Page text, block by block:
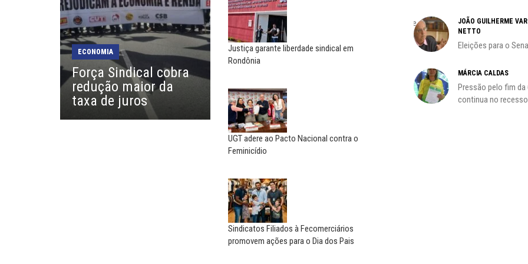
ECONOMIA
Força Sindical cobra
redução maior da
taxa de juros
Justiça garante liberdade sindical em
Rondônia
UGT adere ao Pacto Nacional contra o
Feminicídio
Sindicatos Filiados à Fecomerciários
promovem ações para o Dia dos Pais
MARCOS VERLAINE
Nem reconstruir, nem
reinventar, o sindicalismo
precisa voltar...
SERGIO LUIZ LEITE (SERGINHO)
responsabilidade de todos
A geopolítica nas eleições de
JOÃO GUILHERME
NETTO
Eleições para o
MÁRCIA CALDAS
Pressão pelo fim da
continua no